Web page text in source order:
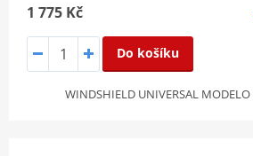
1 775 Kč
Do košíku
WINDSHIELD UNIVERSAL